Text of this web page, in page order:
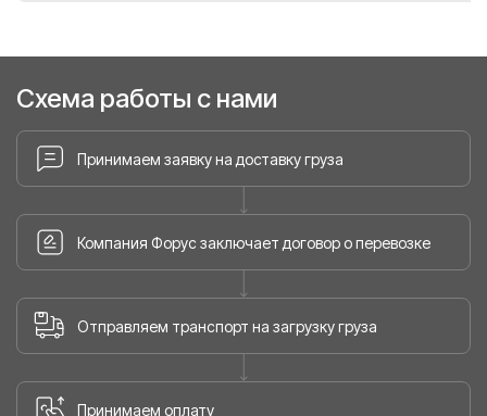
Схема работы с нами
Принимаем заявку на доставку груза
Компания Форус заключает договор о перевозке
Отправляем транспорт на загрузку груза
Принимаем оплату